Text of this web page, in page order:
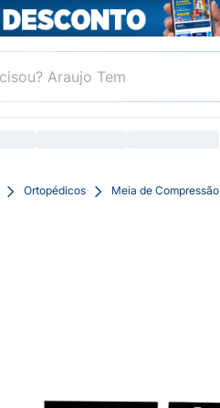
Ortopédicos Meia de Compressão